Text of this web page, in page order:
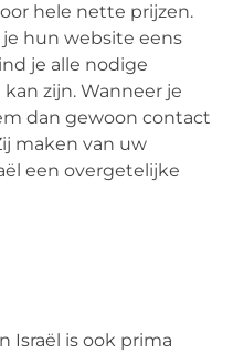
hele nette prijzen.
hun website eens
je alle nodige
zijn. Wanneer je
dan gewoon contact
maken van uw
een overgetelijke
Israël is ook prima